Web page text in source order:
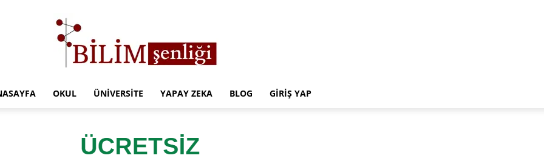
OKUL ÜNIVERSITE YAPAY ZEKA BLOG GIRIŞ YAP